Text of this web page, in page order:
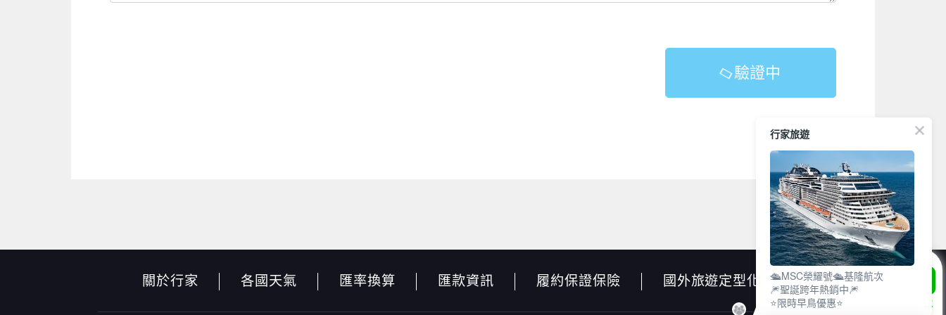
驗證中
關於行家 各國天氣 匯率換算 匯款資訊 履約保證保險 國外旅遊定型化契約書
LINE
行家旅遊
🛳️MSC榮耀號🛳️基隆航次
🎆聖誕跨年熱銷中🎆
⭐限時早鳥優惠⭐